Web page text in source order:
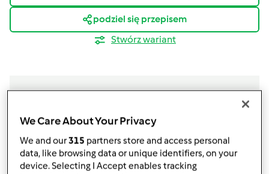
podziel się przepisem
Stwórz wariant
Składniki
Ciasto marchewkowe
75gorzechów włoskich, łuskanych, połówek
We Care About Your Privacy
We and our315 partners store and access personal
data, like browsing data or unique identifiers, on your
device. Selecting I Accept enables tracking